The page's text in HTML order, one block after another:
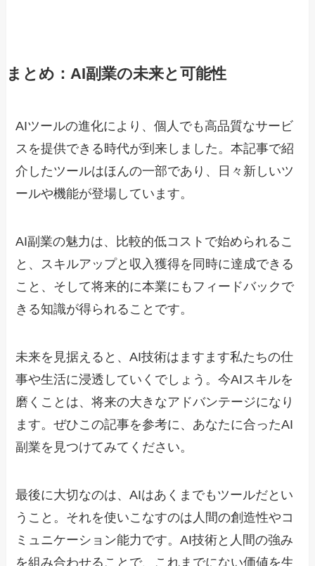
まとめ：AI副業の未来と可能性
AIツールの進化により、個人でも高品質なサービ
スを提供できる時代が到来しました。本記事で紹
介したツールはほんの一部であり、日々新しいツ
ールや機能が登場しています。
AI副業の魅力は、比較的低コストで始められるこ
と、スキルアップと収入獲得を同時に達成できる
こと、そして将来的に本業にもフィードバックで
きる知識が得られることです。
未来を見据えると、AI技術はますます私たちの仕
事や生活に浸透していくでしょう。今AIスキルを
磨くことは、将来の大きなアドバンテージになり
ます。ぜひこの記事を参考に、あなたに合ったAI
副業を見つけてみてください。
最後に大切なのは、AIはあくまでもツールだとい
うこと。それを使いこなすのは人間の創造性やコ
ミュニケーション能力です。AI技術と人間の強み
を組み合わせることで、これまでにない価値を生